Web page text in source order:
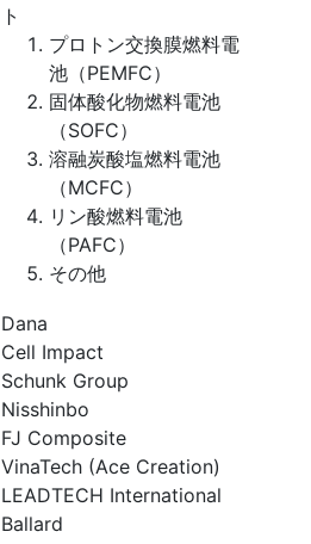
ト
プロトン交換膜燃料電
池（PEMFC）
固体酸化物燃料電池
（SOFC）
溶融炭酸塩燃料電池
（MCFC）
リン酸燃料電池
（PAFC）
その他
Dana
Cell Impact
Schunk Group
Nisshinbo
FJ Composite
VinaTech (Ace Creation)
LEADTECH International
Ballard